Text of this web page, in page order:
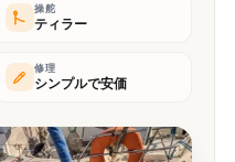
操舵
ティラー
修理
シンプルで安価